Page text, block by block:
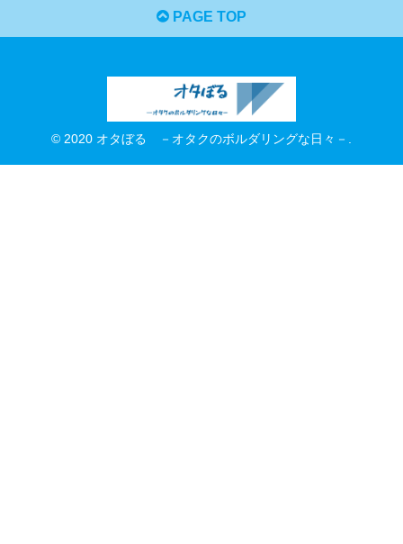
PAGE TOP
© 2020 オタぼる －オタクのボルダリングな日々－.